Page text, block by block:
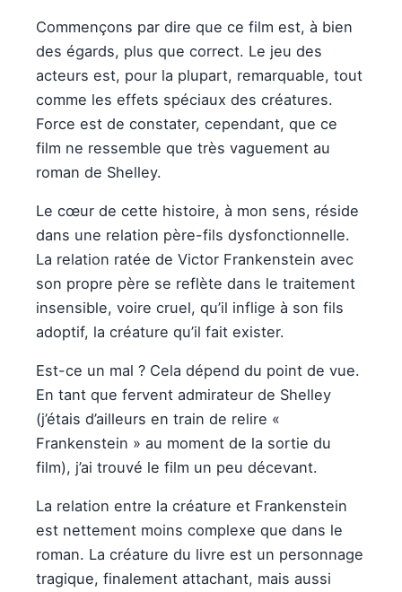
Commençons par dire que ce film est, à bien
des égards, plus que correct. Le jeu des
acteurs est, pour la plupart, remarquable, tout
comme les effets spéciaux des créatures.
Force est de constater, cependant, que ce
film ne ressemble que très vaguement au
roman de Shelley.
Le cœur de cette histoire, à mon sens, réside
dans une relation père-fils dysfonctionnelle.
La relation ratée de Victor Frankenstein avec
son propre père se reflète dans le traitement
insensible, voire cruel, qu’il inflige à son fils
adoptif, la créature qu’il fait exister.
Est-ce un mal ? Cela dépend du point de vue.
En tant que fervent admirateur de Shelley
(j’étais d’ailleurs en train de relire «
Frankenstein » au moment de la sortie du
film), j’ai trouvé le film un peu décevant.
La relation entre la créature et Frankenstein
est nettement moins complexe que dans le
roman. La créature du livre est un personnage
tragique, finalement attachant, mais aussi